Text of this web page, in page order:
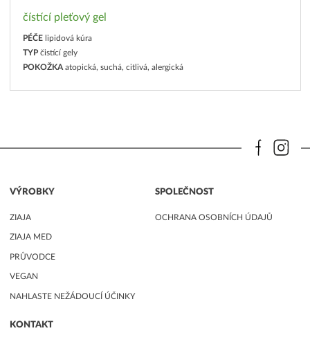
čístící pleťový gel
PÉČE lipidová kúra
TYP čistící gely
POKOŽKA atopická, suchá, citlivá, alergická
VÝROBKY
ZIAJA
ZIAJA MED
PRŮVODCE
VEGAN
NAHLASTE NEŽÁDOUCÍ ÚČINKY
SPOLEČNOST
OCHRANA OSOBNÍCH ÚDAJŮ
KONTAKT